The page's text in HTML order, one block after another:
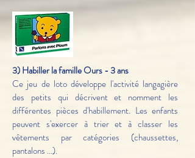
3) Habiller la famille Ours - 3 ans
Ce jeu de loto développe l'activité langagière
des petits qui décrivent et nomment les
différentes pièces d'habillement. Les enfants
peuvent s'exercer à trier et à classer les
vêtements par catégories (chaussettes,
pantalons ...).